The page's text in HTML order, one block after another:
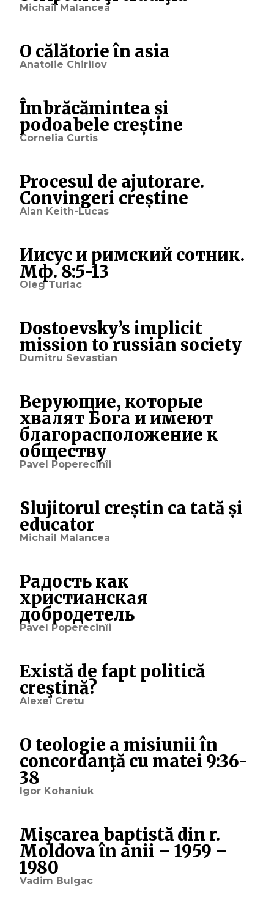
Michail Malancea
O călătorie în asia
Anatolie Chirilov
Îmbrăcămintea și
podoabele creștine
Cornelia Curtis
Procesul de ajutorare.
Convingeri creștine
Alan Keith-Lucas
Иисус и римский сотник.
Мф. 8:5-13
Oleg Turlac
Dostoevsky’s implicit
mission to russian society
Dumitru Sevastian
Верующие, которые
хвалят Бога и имеют
благорасположение к
обществу
Pavel Poperecinîi
Slujitorul creștin ca tată și
educator
Michail Malancea
Радость как
христианская
добродетель
Pavel Poperecinîi
Există de fapt politică
creştină?
Alexei Cretu
O teologie a misiunii în
concordanţă cu matei 9:36-
38
Igor Kohaniuk
Mişcarea baptistă din r.
Moldova în anii – 1959 –
1980
Vadim Bulgac